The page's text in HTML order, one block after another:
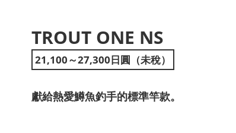
TROUT ONE NS
21,100～27,300日圓（未稅）
獻給熱愛鱒魚釣手的標準竿款。